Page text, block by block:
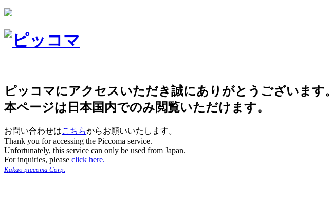
ピッコマにアクセスいただき誠にありがとうございます。
本ページは日本国内でのみ閲覧いただけます。
お問い合わせはこちらからお願いいたします。
Thank you for accessing the Piccoma service.
Unfortunately, this service can only be used from Japan.
For inquiries, please click here.
Kakao piccoma Corp.